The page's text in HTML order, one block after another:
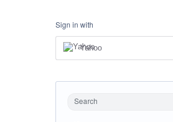
Sign in with
Yahoo
Search